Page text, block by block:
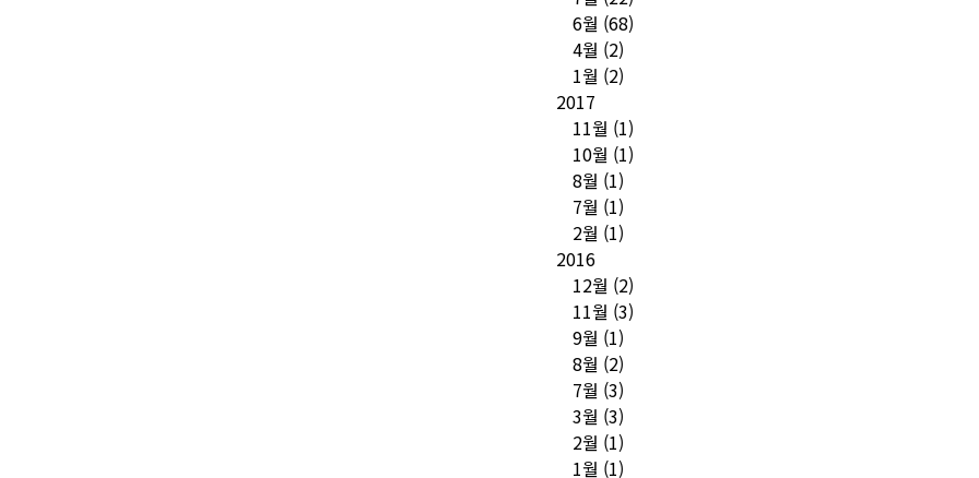
6월 (68)
4월 (2)
1월 (2)
2017
11월 (1)
10월 (1)
8월 (1)
7월 (1)
2월 (1)
2016
12월 (2)
11월 (3)
9월 (1)
8월 (2)
7월 (3)
3월 (3)
2월 (1)
1월 (1)